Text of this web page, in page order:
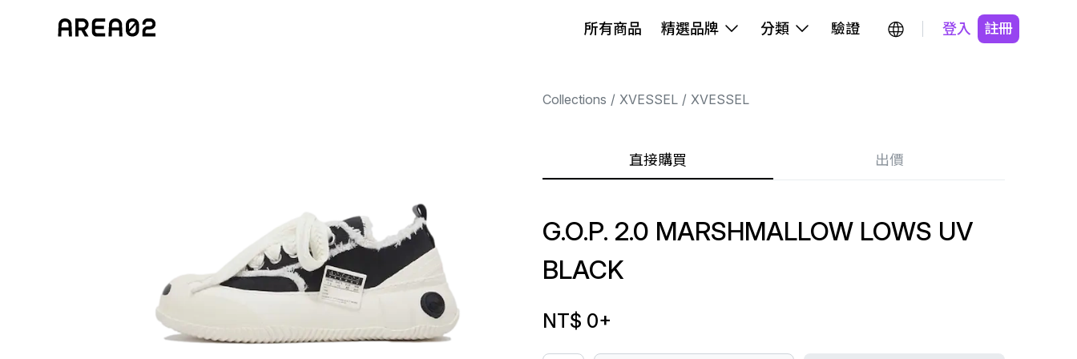
所有商品 精選品牌 分類 驗證 登入 註冊
Collections XVESSEL XVESSEL
直接購買 出價
G.O.P. 2.0 MARSHMALLOW LOWS UV
BLACK
NT$ 0+